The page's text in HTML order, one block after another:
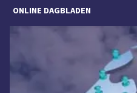
ONLINE DAGBLADEN